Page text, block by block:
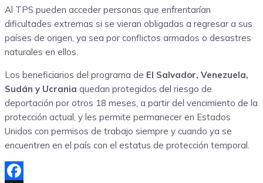
Al TPS pueden acceder personas que enfrentarían
dificultades extremas si se vieran obligadas a regresar a sus
países de origen, ya sea por conflictos armados o desastres
naturales en ellos.
Los beneficiarios del programa de El Salvador, Venezuela,
Sudán y Ucrania quedan protegidos del riesgo de
deportación por otros 18 meses, a partir del vencimiento de la
protección actual, y les permite permanecer en Estados
Unidos con permisos de trabajo siempre y cuando ya se
encuentren en el país con el estatus de protección temporal.